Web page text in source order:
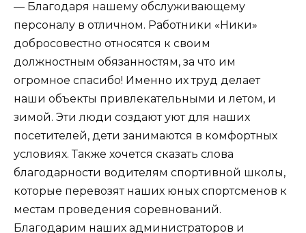
— Благодаря нашему обслуживающему
персоналу в отличном. Работники «Ники»
добросовестно относятся к своим
должностным обязанностям, за что им
огромное спасибо! Именно их труд делает
наши объекты привлекательными и летом, и
зимой. Эти люди создают уют для наших
посетителей, дети занимаются в комфортных
условиях. Также хочется сказать слова
благодарности водителям спортивной школы,
которые перевозят наших юных спортсменов к
местам проведения соревнований.
Благодарим наших администраторов и